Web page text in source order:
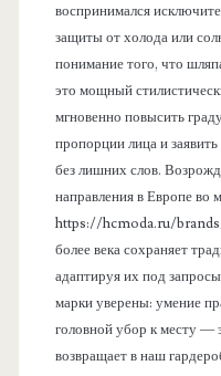
воспринимался
защиты от холода или
понимание того, что
это мощный
мгновенно повысить
пропорции лица и заявить
без лишних слов.
направления в Европе во
https://hcmoda.ru/
более века сохраняет
адаптируя их под
марки уверены: умение
головной убор к месту —
возвращает в наш